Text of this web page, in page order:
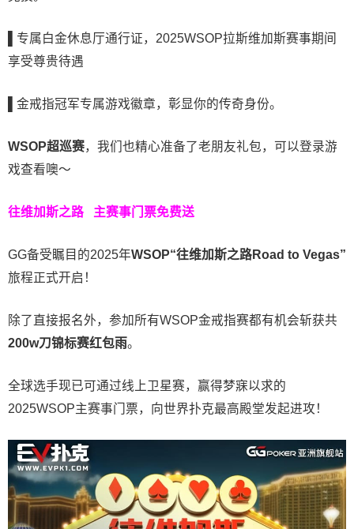
专属白金休息厅通行证，2025WSOP拉斯维加斯赛事期间
享受尊贵待遇
金戒指冠军专属游戏徽章，彰显你的传奇身份。
WSOP超巡赛，我们也精心准备了老朋友礼包，可以登录游
戏查看噢～
往维加斯之路 主赛事门票免费送
GG备受瞩目的2025年WSOP“往维加斯之路Road to Vegas”
旅程正式开启！
除了直接报名外，参加所有WSOP金戒指赛都有机会斩获共
200w刀锦标赛红包雨。
全球选手现已可通过线上卫星赛，赢得梦寐以求的
2025WSOP主赛事门票，向世界扑克最高殿堂发起进攻！